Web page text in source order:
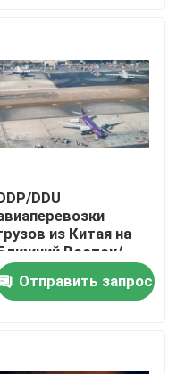
DDU
из Китая на
Восток/
СА/Дубай
Отправить запрос